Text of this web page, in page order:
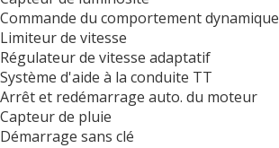
Commande du comportement dynamique
Limiteur de vitesse
Régulateur de vitesse adaptatif
Système d'aide à la conduite TT
Arrêt et redémarrage auto. du moteur
Capteur de pluie
Démarrage sans clé